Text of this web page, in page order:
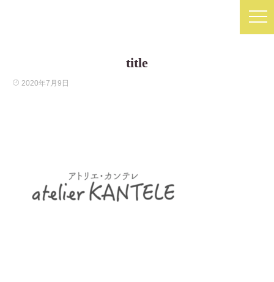
title
2020年7月9日